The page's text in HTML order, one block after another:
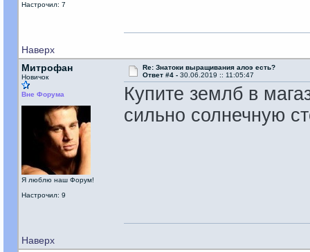
Настрочил: 7
Наверх
Митрофан
Новичок
Вне Форума
Я люблю наш Форум!
Настрочил: 9
Re: Знатоки выращивания алоэ есть?
Ответ #4 - 30.06.2019 :: 11:05:47
Купите землб в
сильно солнечную
Наверх